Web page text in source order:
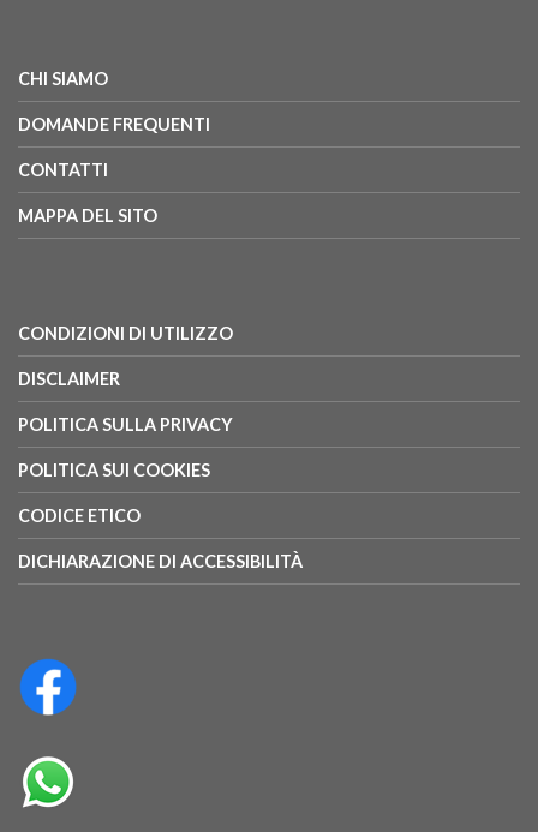
CHI SIAMO
DOMANDE FREQUENTI
CONTATTI
MAPPA DEL SITO
CONDIZIONI DI UTILIZZO
DISCLAIMER
POLITICA SULLA PRIVACY
POLITICA SUI COOKIES
CODICE ETICO
DICHIARAZIONE DI ACCESSIBILITÀ